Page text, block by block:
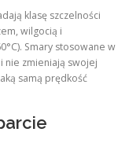
klasę szczelności
wilgocią i
Smary stosowane w
nie zmieniają swojej
samą prędkość